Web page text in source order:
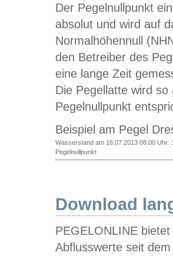
Der Pegelnullpunkt
absolut und wird auf
Normalhöhennull
den Betreiber des
eine lange Zeit
Die Pegellatte wird
Pegelnullpunkt
Beispiel am Pegel
Wasserstand am 16.07.2013 08:00 Uhr:
Pegelnullpunkt
Download
PEGELONLINE
Abflusswerte seit